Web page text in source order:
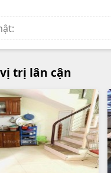
trị lân cận